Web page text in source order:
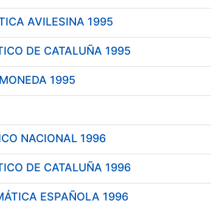
AVILESINA 1995
DE CATALUÑA 1995
1995
NACIONAL 1996
DE CATALUÑA 1996
ESPAÑOLA 1996